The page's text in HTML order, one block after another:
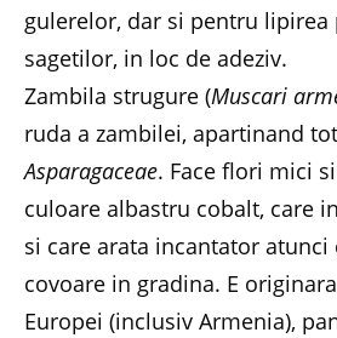
gulerelor, dar si pentru lipirea
sagetilor, in loc de adeziv.
Zambila strugure (Muscari
ruda a zambilei, apartinand
Asparagaceae. Face flori mici
culoare albastru cobalt, care
si care arata incantator atunci
covoare in gradina. E
Europei (inclusiv Armenia),